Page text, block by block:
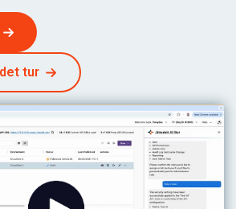
tur